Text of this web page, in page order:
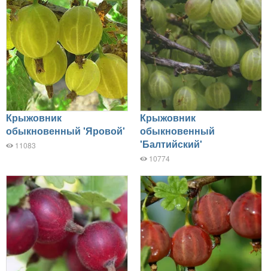
Крыжовник
обыкновенный 'Яровой'
11083
Крыжовник
обыкновенный
'Балтийский'
10774